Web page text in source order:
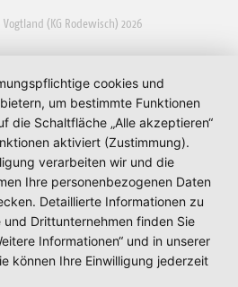
(KG Rodewisch) 2026
cookies und
um bestimmte Funktionen
die Schaltfläche „Alle akzeptieren“
aktiviert (Zustimmung).
verarbeiten wir und die
Ihre personenbezogenen Daten
Detaillierte Informationen zu
Drittunternehmen finden Sie
Informationen“ und in unserer
können Ihre Einwilligung jederzeit